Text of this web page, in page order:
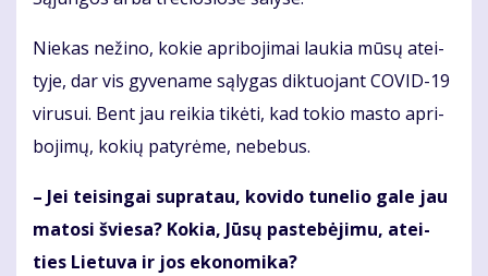
Nie­kas ne­ži­no, ko­kie ap­ri­bo­ji­mai lau­kia mū­sų at­ei­
ty­je, dar vis gy­ve­na­me są­ly­gas dik­tuo­jant CO­VID-19
vi­ru­sui. Bent jau rei­kia ti­kė­ti, kad to­kio mas­to ap­ri­
bo­ji­mų, ko­kių pa­ty­rė­me, ne­be­bus.
– Jei tei­sin­gai su­pra­tau, ko­vi­do tu­ne­lio ga­le jau
ma­to­si švie­sa? Ko­kia, Jū­sų pa­ste­bė­ji­mu, at­ei­
ties Lie­tu­va ir jos eko­no­mi­ka?